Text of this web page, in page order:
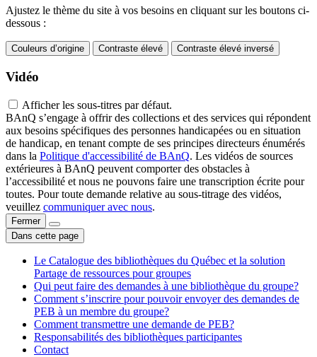
Ajustez le thème du site à vos besoins en cliquant sur les boutons ci-
dessous :
Couleurs d’origine Contraste élevé Contraste élevé inversé
Vidéo
Afficher les sous-titres par défaut.
BAnQ s’engage à offrir des collections et des services qui répondent
aux besoins spécifiques des personnes handicapées ou en situation
de handicap, en tenant compte de ses principes directeurs énumérés
dans la Politique d'accessibilité de BAnQ. Les vidéos de sources
extérieures à BAnQ peuvent comporter des obstacles à
l’accessibilité et nous ne pouvons faire une transcription écrite pour
toutes. Pour toute demande relative au sous-titrage des vidéos,
veuillez communiquer avec nous.
Fermer
Dans cette page
Le Catalogue des bibliothèques du Québec et la solution
Partage de ressources pour groupes
Qui peut faire des demandes à une bibliothèque du groupe?
Comment s’inscrire pour pouvoir envoyer des demandes de
PEB à un membre du groupe?
Comment transmettre une demande de PEB?
Responsabilités des bibliothèques participantes
Contact